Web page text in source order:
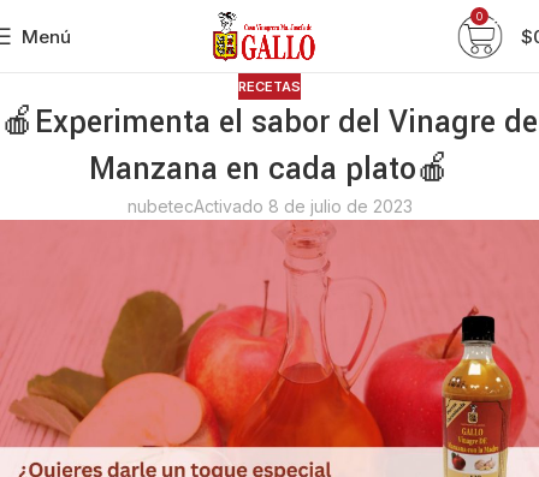
Menú
0
$
RECETAS
🍎Experimenta el sabor del Vinagre de
Manzana en cada plato🍎
nubetecActivado 8 de julio de 2023